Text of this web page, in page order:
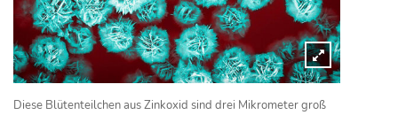
Diese Blütenteilchen aus Zinkoxid sind drei Mikrometer groß